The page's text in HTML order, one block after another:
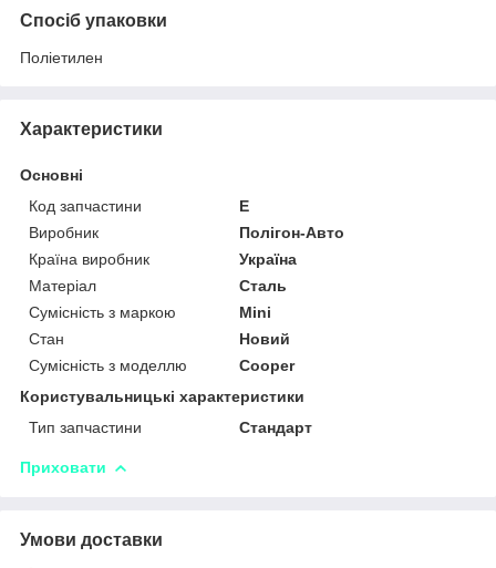
Спосіб упаковки
Поліетилен
Характеристики
Основні
Код запчастини
E
Виробник
Полігон-Авто
Країна виробник
Україна
Матеріал
Сталь
Сумісність з маркою
Mini
Стан
Новий
Сумісність з моделлю
Cooper
Користувальницькі характеристики
Тип запчастини
Стандарт
Приховати
Умови доставки